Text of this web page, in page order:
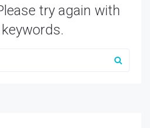
try again with